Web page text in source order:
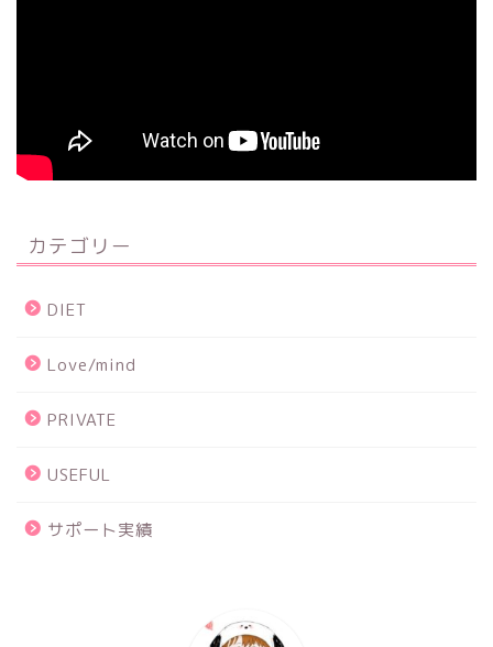
カテゴリー
DIET
Love/mind
PRIVATE
USEFUL
サポート実績